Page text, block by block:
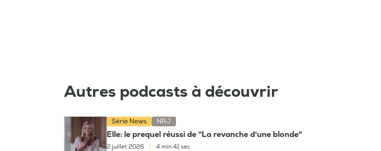
Autres podcasts à découvrir
Série News NRJ
Elle: le prequel réussi de "La revanche d'une blonde"
2 juillet 2026 4 min 41 sec